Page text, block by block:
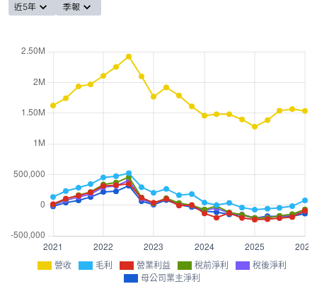
近5年 季報
營收 毛利 營業利益 稅前淨利
稅後淨利
母公司業主淨利